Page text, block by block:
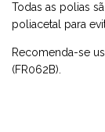
Todas as polias
poliacetal para
Recomenda-se
(FR062B).